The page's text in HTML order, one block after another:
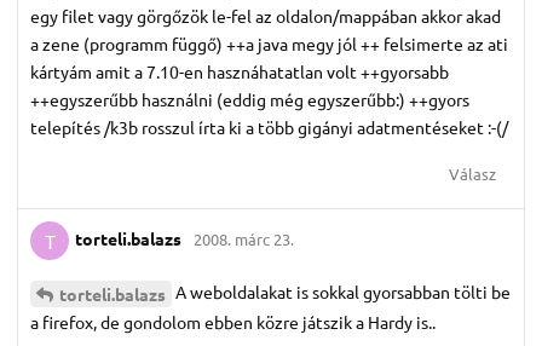
egy filet vagy görgőzök le-fel az oldalon/mappában akkor akad
a zene (programm függő) ++a java megy jól ++ felsimerte az ati
kártyám amit a 7.10-en hasznáhatatlan volt ++gyorsabb
++egyszerűbb használni (eddig még egyszerűbb:) ++gyors
telepítés /k3b rosszul írta ki a több gigányi adatmentéseket :-(/
Válasz
T torteli.​balazs 2008. márc 23.
torteli.​balazs A weboldalakat is sokkal gyorsabban tölti be
a firefox, de gondolom ebben közre játszik a Hardy is..